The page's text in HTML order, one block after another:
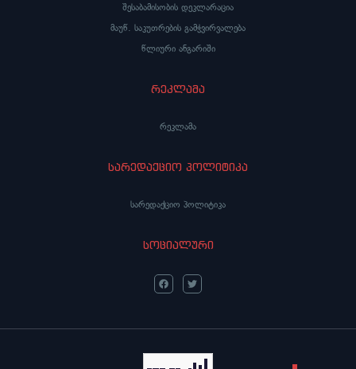
შესაბამისობის დეკლარაცია
მაუწ. საკუთრების გამჭვირვალება
წლიური ანგარიში
რეკლამა
რეკლამა
სარედაქციო პოლიტიკა
სარედაქციო პოლიტიკა
სოციალური